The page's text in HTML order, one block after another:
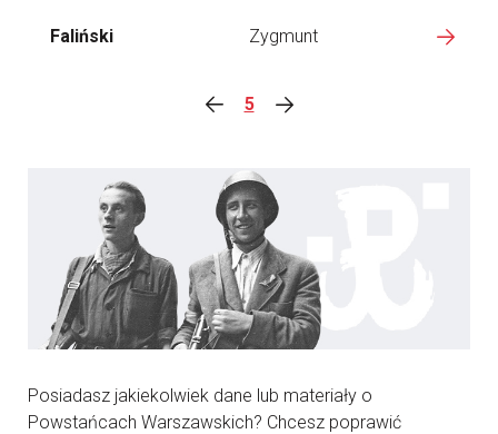
Faliński Zygmunt
5
Posiadasz jakiekolwiek dane lub materiały o
Powstańcach Warszawskich? Chcesz poprawić